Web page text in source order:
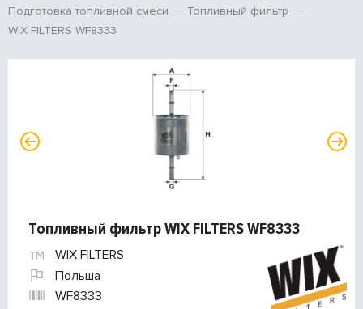
Подготовка топливной смеси
Топливный фильтр
WIX FILTERS WF8333
Топливный фильтр WIX FILTERS WF8333
WIX FILTERS
Польша
WF8333